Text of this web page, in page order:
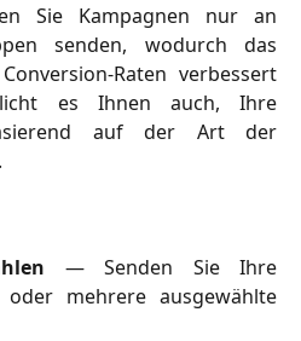
Sie Kampagnen nur an
senden, wodurch das
Raten verbessert
es Ihnen auch, Ihre
auf der Art der
— Senden Sie Ihre
mehrere ausgewählte